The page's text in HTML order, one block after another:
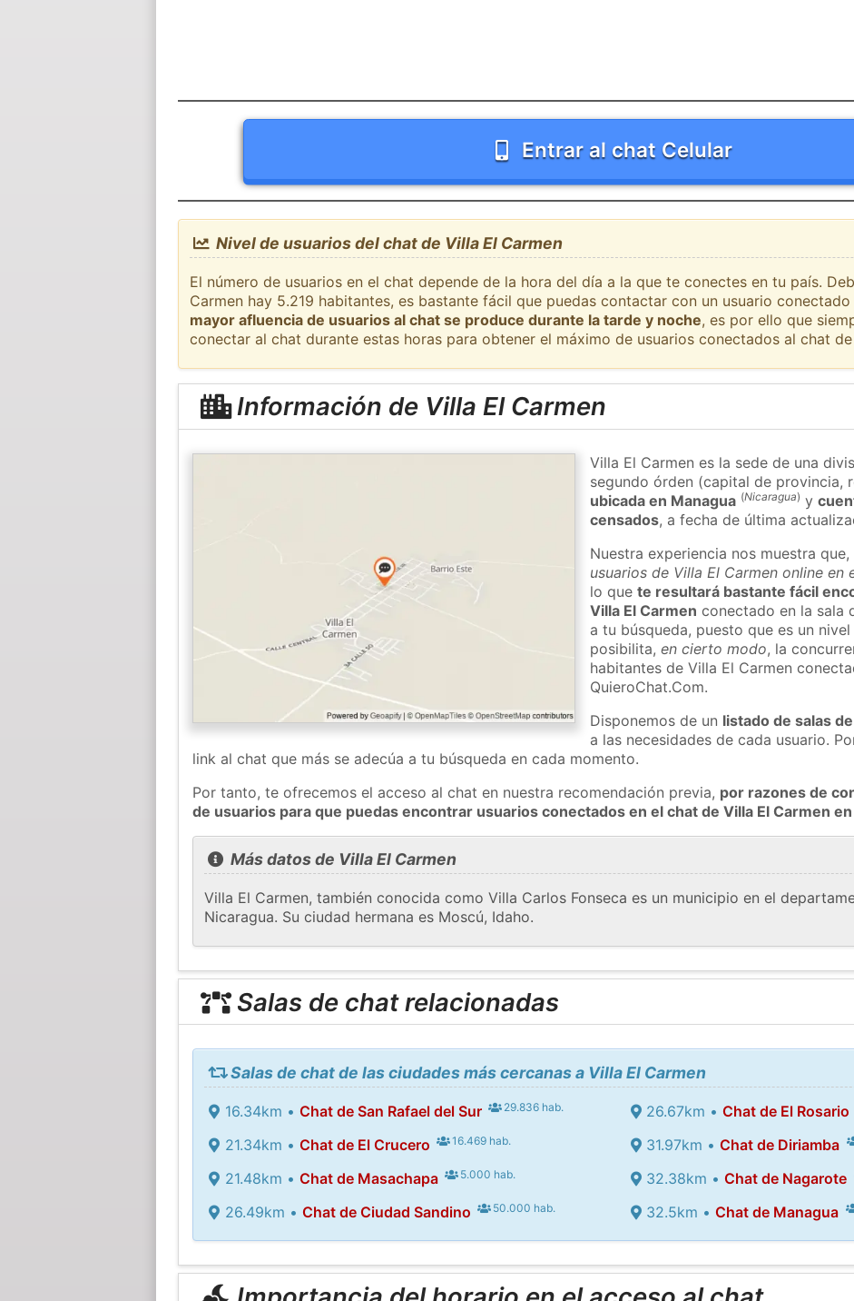
Entrar al chat Celular
Nivel de usuarios del chat de Villa El Carmen
El número de usuarios en el chat depende de la hora del día a la que te conectes en tu país.
Carmen hay 5.219 habitantes, es bastante fácil que puedas contactar con un usuario
mayor afluencia de usuarios al chat se produce durante la tarde y noche, es por ello que
conectar al chat durante estas horas para obtener el máximo de usuarios conectados al chat
Información de Villa El Carmen
Villa El Carmen es la sede de una
segundo órden (capital de provincia,
ubicada en Managua (Nicaragua) y
censados, a fecha de última
Nuestra experiencia nos muestra que,
usuarios de Villa El Carmen online en
lo quete resultará bastante fácil
Villa El Carmen conectado en la sala
a tu búsqueda, puesto que es un
posibilita,en cierto modo, la
habitantes de Villa El Carmen
QuieroChat.Com.
Disponemos de un listado de salas
a las necesidades de cada usuario.
link al chat que más se adecúa a tu búsqueda en cada momento.
Por tanto, te ofrecemos el acceso al chat en nuestra recomendación previa, por razones de
de usuarios para que puedas encontrar usuarios conectados en el chat de Villa El Carmen
Más datos de Villa El Carmen
Villa El Carmen, también conocida como Villa Carlos Fonseca es un municipio en el
Nicaragua. Su ciudad hermana es Moscú, Idaho.
Salas de chat relacionadas
Salas de chat de las ciudades más cercanas a Villa El Carmen
16.34km • Chat de San Rafael del Sur 29.836 hab.
21.34km • Chat de El Crucero 16.469 hab.
21.48km • Chat de Masachapa 5.000 hab.
26.49km • Chat de Ciudad Sandino 50.000 hab.
26.67km •Chat de El Rosario
31.97km •Chat de Diriamba
32.38km •Chat de Nagarote
32.5km •Chat de Managua